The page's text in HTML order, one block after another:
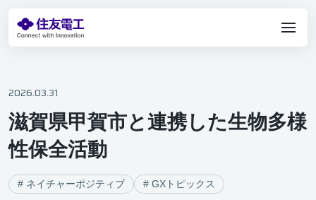
GXを加速する製品群
脱炭素
サーキュラーエコノミー
ネイチャーポジティブ
2026.03.31
滋賀県甲賀市と連携した生物多様
性保全活動
# ネイチャーポジティブ # GXトピックス